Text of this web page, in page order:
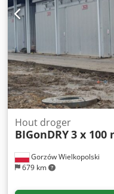
Gorzów Wielkopolski
679 km
Hout droger
BIGonDRY3 x 100